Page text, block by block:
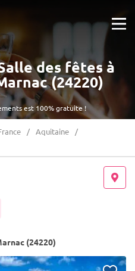
est 100% gratuite !
des fêtes à
(24220)
Aquitaine
(24220)